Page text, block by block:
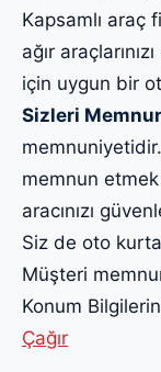
Kapsamlı araç
ağır
için uygun bir
Sizleri
memnun
aracınızı
Siz de oto
Müşteri
Konum
Çağır